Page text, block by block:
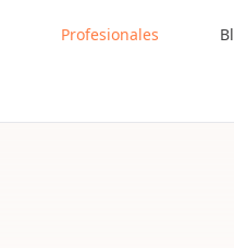
Profesionales